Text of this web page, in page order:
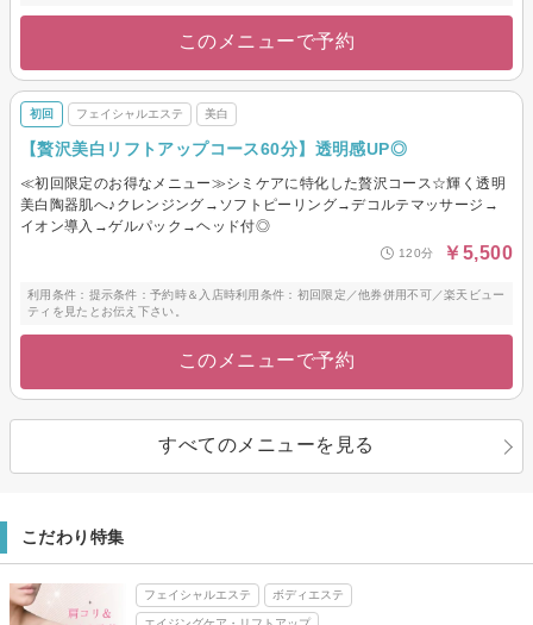
このメニューで予約
初回 フェイシャルエステ 美白
【贅沢美白リフトアップコース60分】透明感UP◎
≪初回限定のお得なメニュー≫シミケアに特化した贅沢コース☆輝く透明
美白陶器肌へ♪クレンジング→ソフトピーリング→デコルテマッサージ→
イオン導入→ゲルパック→ヘッド付◎
120分 ￥5,500
利用条件：提示条件：予約時＆入店時利用条件：初回限定／他券併用不可／楽天ビュー
ティを見たとお伝え下さい。
このメニューで予約
すべてのメニューを見る
こだわり特集
フェイシャルエステ ボディエステ